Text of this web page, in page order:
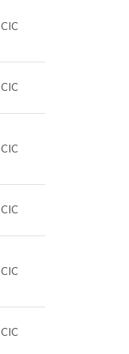
CIC
CIC
CIC
CIC
CIC
CIC